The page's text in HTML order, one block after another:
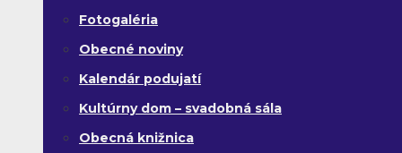
Fotogaléria
Obecné noviny
Kalendár podujatí
Kultúrny dom – svadobná sála
Obecná knižnica